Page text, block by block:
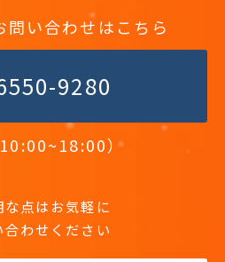
問い合わせはこちら
9280
）
な点はお気軽に
合わせください